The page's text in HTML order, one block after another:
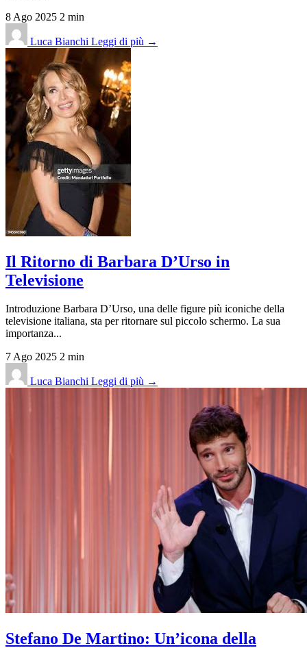
8 Ago 2025 2 min
Luca Bianchi Leggi di più →
Il Ritorno di Barbara D’Urso in
Televisione
Introduzione Barbara D’Urso, una delle figure più iconiche della
televisione italiana, sta per ritornare sul piccolo schermo. La sua
importanza...
7 Ago 2025 2 min
Luca Bianchi Leggi di più →
Stefano De Martino: Un’icona della